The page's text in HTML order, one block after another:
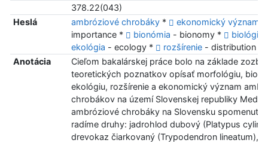
378.22(043)
Heslá
ambróziové chrobáky* ekonomický význam
importance *
bionómia - bionomy * biológia
ekológia - ecology * rozšírenie- distribution
Anotácia
Cieľom bakalárskej práce bolo na základe
teoretických poznatkov opísať morfológiu,
ekológiu, rozšírenie a ekonomický význam
chrobákov na území Slovenskej republiky Medzi
ambróziové chrobáky na Slovensku spomenuté
radíme druhy: jadrohlod dubový (Platypus
drevokaz čiarkovaný (Trypodendron lineatum),